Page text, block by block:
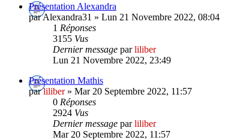
Présentation Alexandra
par Alexandra31 » Lun 21 Novembre 2022, 08:04
1 Réponses
3155 Vus
Dernier message parliliber
Lun 21 Novembre 2022, 23:49
Présentation Mathis
parliliber» Mar 20 Septembre 2022, 11:57
0 Réponses
2924 Vus
Dernier message parliliber
Mar 20 Septembre 2022, 11:57